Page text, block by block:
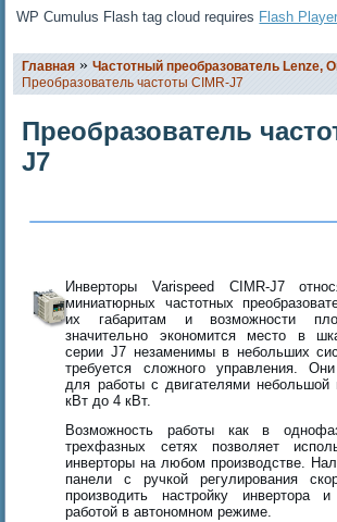
WP Cumulus Flash tag cloud requires Flash Player
Главная »Частотный преобразователь Lenze,
Преобразователь частоты CIMR-J7
Преобразователь
J7
Инверторы Varispeed CIMR-J7
миниатюрных частотных
их габаритам и возможности
значительно экономится место в
серии J7 незаменимы в небольших
требуется сложного управления.
для работы с двигателями небольшой
кВт до 4 кВт.
Возможность работы как в
трехфазных сетях позволяет
инверторы на любом производстве.
панели с ручкой регулирования
производить настройку инвертора
работой в автономном режиме.